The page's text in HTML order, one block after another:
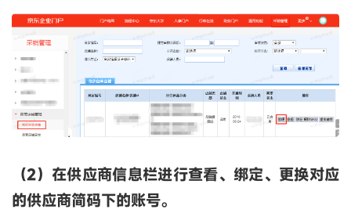
（2）在供应商信息栏进行查看、绑定、更换对应
的供应商简码下的账号。